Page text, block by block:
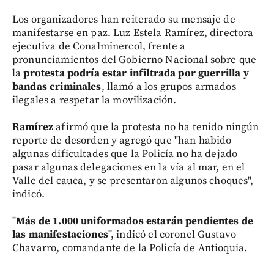
Los organizadores han reiterado su mensaje de
manifestarse en paz. Luz Estela Ramírez, directora
ejecutiva de Conalminercol, frente a
pronunciamientos del Gobierno Nacional sobre que
laprotesta podría estar infiltrada por guerrilla y
bandas criminales, llamó a los grupos armados
ilegales a respetar la movilización.
Ramírezafirmó que la protesta no ha tenido ningún
reporte de desorden y agregó que "han habido
algunas dificultades que la Policía no ha dejado
pasar algunas delegaciones en la vía al mar, en el
Valle del cauca, y se presentaron algunos choques",
indicó.
"Más de 1.000 uniformados estarán pendientes de
las manifestaciones", indicó el coronel Gustavo
Chavarro, comandante de la Policía de Antioquia.